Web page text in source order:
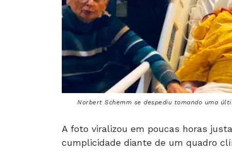
Norbert Schemm se despediu tomando uma
A foto viralizou em poucas horas
cumplicidade diante de um quadro